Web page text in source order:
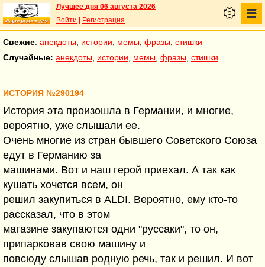
Лучшее дня 06 августа 2026
Войти
Регистрация
Свежие: анекдоты истории мемы фразы стишки
Случайные: анекдоты истории мемы фразы стишки
ИСТОРИЯ №290194
История эта произошла в Германии, и многие,
вероятно, уже слышали ее.
Очень многие из стран бывшего Советского Союза
едут в Германию за
машинами. Вот и наш герой приехал. А так как
кушать хочется всем, он
решил закупиться в ALDI. Вероятно, ему кто-то
рассказал, что в этом
магазине закупаются одни "руссаки", то он,
припарковав свою машину и
повсюду слышав родную речь, так и решил. И вот